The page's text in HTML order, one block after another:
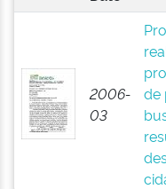
2006-
03
de